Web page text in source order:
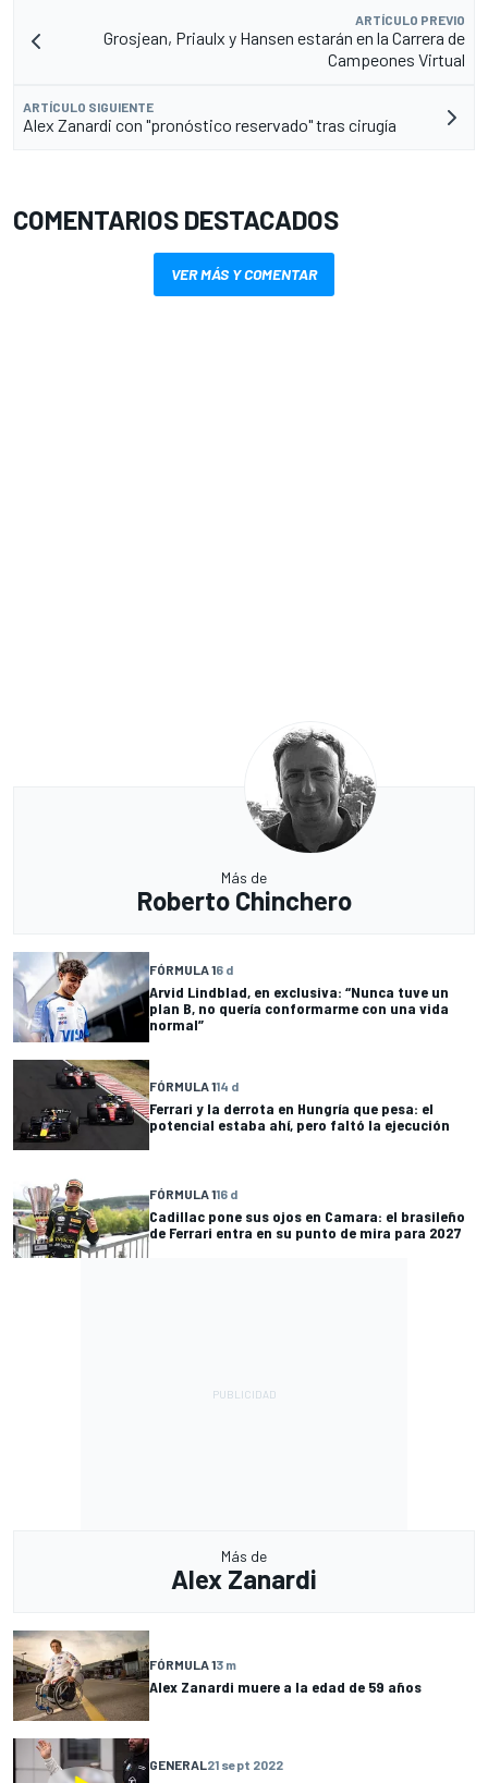
ARTÍCULO PREVIO
Grosjean, Priaulx y Hansen estarán en la Carrera de
Campeones Virtual
ARTÍCULO SIGUIENTE
Alex Zanardi con "pronóstico reservado" tras cirugía
COMENTARIOS DESTACADOS
VER MÁS Y COMENTAR
Más de
Roberto Chinchero
FÓRMULA 16 d
Arvid Lindblad, en exclusiva: “Nunca tuve un
plan B, no quería conformarme con una vida
normal”
FÓRMULA 114 d
Ferrari y la derrota en Hungría que pesa: el
potencial estaba ahí, pero faltó la ejecución
FÓRMULA 116 d
Cadillac pone sus ojos en Camara: el brasileño
de Ferrari entra en su punto de mira para 2027
Más de
Alex Zanardi
FÓRMULA 13 m
Alex Zanardi muere a la edad de 59 años
GENERAL21 sept 2022